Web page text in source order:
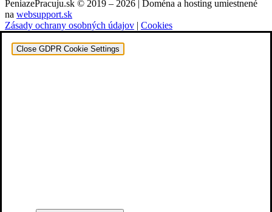
PeniazePracuju.sk © 2019 – 2026 | Doména a hosting umiestnené
na websupport.sk
Zásady ochrany osobných údajov | Cookies
Close GDPR Cookie Settings